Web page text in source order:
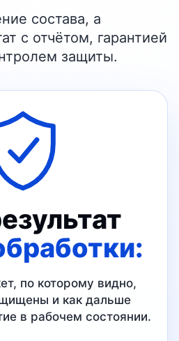
состава, а
с отчётом, гарантией
защиты.
по которому видно,
и как дальше
в рабочем состоянии.